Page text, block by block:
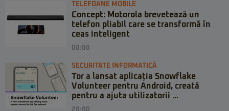
TELEFOANE MOBILE
Concept: Motorola brevetează un
telefon pliabil care se transformă în
ceas inteligent
00:00
SECURITATE INFORMATICĂ
Tor a lansat aplicația Snowflake
Volunteer pentru Android, creată
pentru a ajuta utilizatorii ...
20:00